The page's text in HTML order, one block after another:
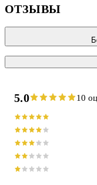
ОТЗЫВЫ
5.0 10